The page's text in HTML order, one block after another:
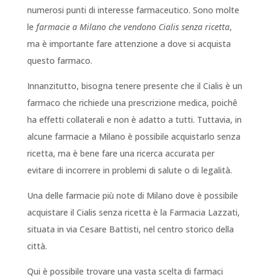
numerosi punti di interesse farmaceutico. Sono molte
le farmacie a Milano che vendono Cialis senza ricetta,
ma è importante fare attenzione a dove si acquista
questo farmaco.
Innanzitutto, bisogna tenere presente che il Cialis è un
farmaco che richiede una prescrizione medica, poichê
ha effetti collaterali e non è adatto a tutti. Tuttavia, in
alcune farmacie a Milano è possibile acquistarlo senza
ricetta, ma è bene fare una ricerca accurata per
evitare di incorrere in problemi di salute o di legalità.
Una delle farmacie più note di Milano dove è possibile
acquistare il Cialis senza ricetta è la Farmacia Lazzati,
situata in via Cesare Battisti, nel centro storico della
città.
Qui è possibile trovare una vasta scelta di farmaci